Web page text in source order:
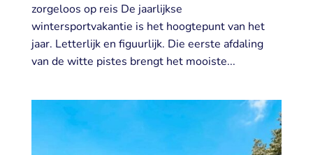
zorgeloos op reis De jaarlijkse
wintersportvakantie is het hoogtepunt van het
jaar. Letterlijk en figuurlijk. Die eerste afdaling
van de witte pistes brengt het mooiste...